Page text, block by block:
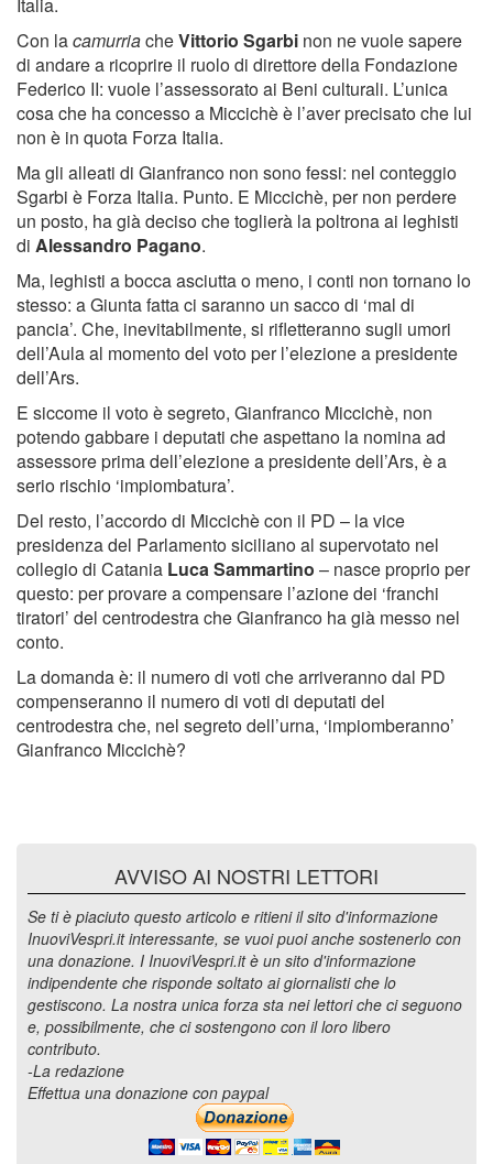
Italia.
Con lacamurriacheVittorio Sgarbi non ne vuole sapere
di andare a ricoprire il ruolo di direttore della Fondazione
Federico II: vuole l’assessorato ai Beni culturali. L’unica
cosa che ha concesso a Miccichè è l’aver precisato che lui
non è in quota Forza Italia.
Ma gli alleati di Gianfranco non sono fessi: nel conteggio
Sgarbi è Forza Italia. Punto. E Miccichè, per non perdere
un posto, ha già deciso che toglierà la poltrona ai leghisti
di Alessandro Pagano.
Ma, leghisti a bocca asciutta o meno, i conti non tornano lo
stesso: a Giunta fatta ci saranno un sacco di ‘mal di
pancia’. Che, inevitabilmente, si rifletteranno sugli umori
dell’Aula al momento del voto per l’elezione a presidente
dell’Ars.
E siccome il voto è segreto, Gianfranco Miccichè, non
potendo gabbare i deputati che aspettano la nomina ad
assessore prima dell’elezione a presidente dell’Ars, è a
serio rischio ‘impiombatura’.
Del resto, l’accordo di Miccichè con il PD – la vice
presidenza del Parlamento siciliano al supervotato nel
collegio di Catania Luca Sammartino – nasce proprio per
questo: per provare a compensare l’azione dei ‘franchi
tiratori’ del centrodestra che Gianfranco ha già messo nel
conto.
La domanda è: il numero di voti che arriveranno dal PD
compenseranno il numero di voti di deputati del
centrodestra che, nel segreto dell’urna, ‘impiomberanno’
Gianfranco Miccichè?
AVVISO AI NOSTRI LETTORI
Se ti è piaciuto questo articolo e ritieni il sito d'informazione
InuoviVespri.it interessante, se vuoi puoi anche sostenerlo con
una donazione. I InuoviVespri.it è un sito d'informazione
indipendente che risponde soltato ai giornalisti che lo
gestiscono. La nostra unica forza sta nei lettori che ci seguono
e, possibilmente, che ci sostengono con il loro libero
contributo.
-La redazione
Effettua una donazione con paypal